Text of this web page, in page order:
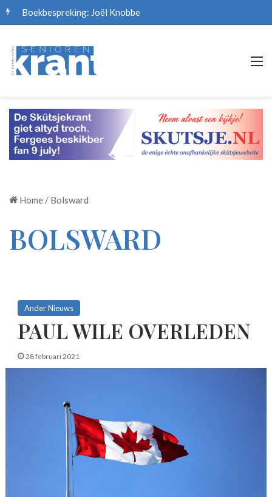
Boekbespreking: Joël Knobbe
Home / Bolsward
BOLSWARD
Ander Nieuws
PAUL WILE OVERLEDEN
28 februari 2021